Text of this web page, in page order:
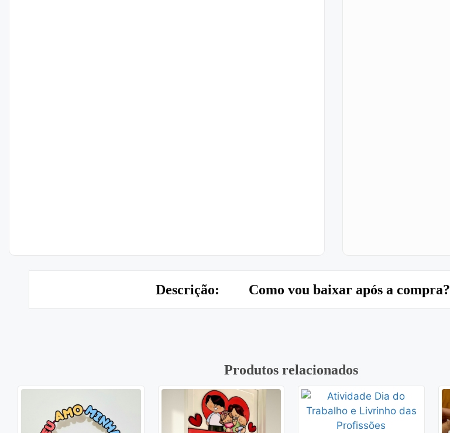
Descrição: Como vou baixar após a compra?
Produtos relacionados